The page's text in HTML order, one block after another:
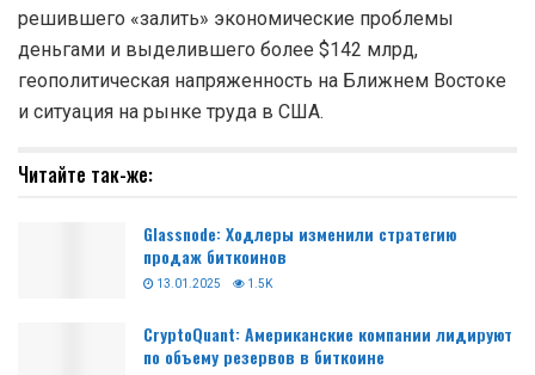
решившего «залить» экономические проблемы
деньгами и выделившего более $142 млрд,
геополитическая напряженность на Ближнем Востоке
и ситуация на рынке труда в США.
Читайте так-же:
Glassnode: Ходлеры изменили стратегию
продаж биткоинов
13.01.2025 1.5K
CryptoQuant: Американские компании лидируют
по объему резервов в биткоине